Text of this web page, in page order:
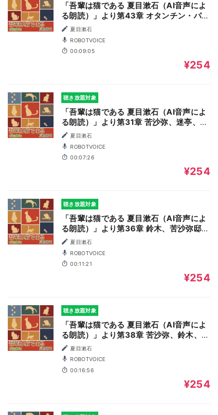
「吾輩は猫である 夏目漱石（AI音声によ
る朗読）」より第43章 オタンチン・パレ
オロガス
夏目漱石
ROBOTVOICE
00:09:05
¥254
聴き放題対象
「吾輩は猫である 夏目漱石（AI音声によ
る朗読）」より第31章 苦沙弥、迷亭、寒
月の会話
夏目漱石
ROBOTVOICE
00:07:26
¥254
聴き放題対象
「吾輩は猫である 夏目漱石（AI音声によ
る朗読）」より第36章 鈴木、苦沙弥邸を
訪問夏目漱石
ROBOTVOICE
00:11:21
¥254
聴き放題対象
「吾輩は猫である 夏目漱石（AI音声によ
る朗読）」より第38章 苦沙弥、鈴木、迷
亭の会話
夏目漱石
ROBOTVOICE
00:16:56
¥254